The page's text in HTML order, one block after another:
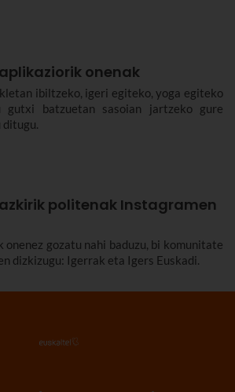
onenak
ibiltzeko, igeri egiteko, yoga egiteko
batzuetan sasoian jartzeko gure
ditugu.
politenak Instagramen
onenez gozatu nahi baduzu, bi komunitate
oso TOP gomendatzen dizkizugu: Igerrak eta Igers Euskadi.